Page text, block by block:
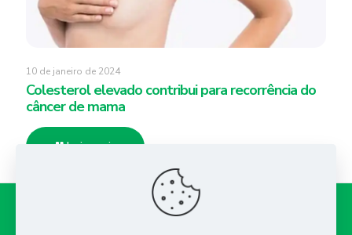
10 de janeiro de 2024
Colesterol elevado contribui para recorrência do
câncer de mama
Leia mais